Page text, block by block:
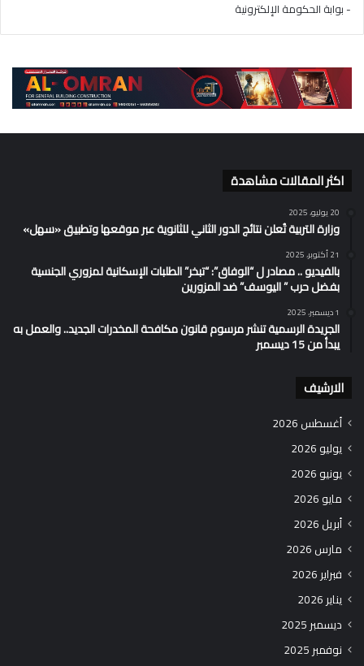
- بوابة الحكومة الإلكترونية
اكثر المقالات مشاهدة
20 يوليو، 2025
وزارة التربية تُعلن نتائج الدور الثاني للثانوية عبر موقعها وتطبيق «سهل»
21 أكتوبر، 2025
بالفيديو .. مصادر ل “الوفاق”: “تبخر” الطلبات الإسكانية لمزوري الجنسية
بفضل حرب ” اليوسف” ضد المزورين
1 ديسمبر، 2025
الجريدة الرسمية تنشر مرسوم قانون مكافحة المخدرات الجديد.. والعمل به
يبدأ من 15 ديسمبر
الارشيف
أغسطس 2026
يوليو 2026
يونيو 2026
مايو 2026
أبريل 2026
مارس 2026
فبراير 2026
يناير 2026
ديسمبر 2025
نوفمبر 2025